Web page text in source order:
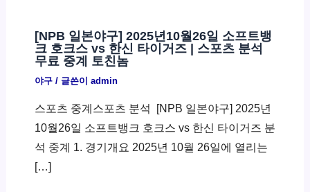
[NPB 일본야구] 2025년10월26일 소프트뱅
크 호크스 vs 한신 타이거즈 | 스포츠 분석
무료 중계 토친놈
야구/ 글쓴이 admin
스포츠 중계스포츠 분석 ​ [NPB 일본야구] 2025년
10월26일 소프트뱅크 호크스 vs 한신 타이거즈 분
석 중계 1. 경기개요 2025년 10월 26일에 열리는
[…]